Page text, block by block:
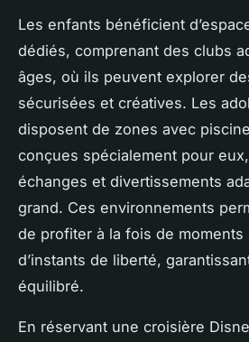
Les enfants bénéficient
dédiés, comprenant des clubs
âges, où ils peuvent explorer
sécurisées et créatives. Les
disposent de zones avec
conçues spécialement pour
échanges et divertissements
grand. Ces environnements
de profiter à la fois de moments
d’instants de liberté,
équilibré.
En réservant une croisière